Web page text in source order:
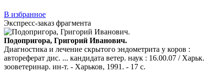
В избранное
Экспресс-заказ фрагмента
Подопригора, Григорий Иванович.
Диагностика и лечение скрытого эндометрита у коров :
автореферат дис. ... кандидата ветер. наук : 16.00.07 / Харьк.
зооветеринар. ин-т. - Харьков, 1991. - 17 с.